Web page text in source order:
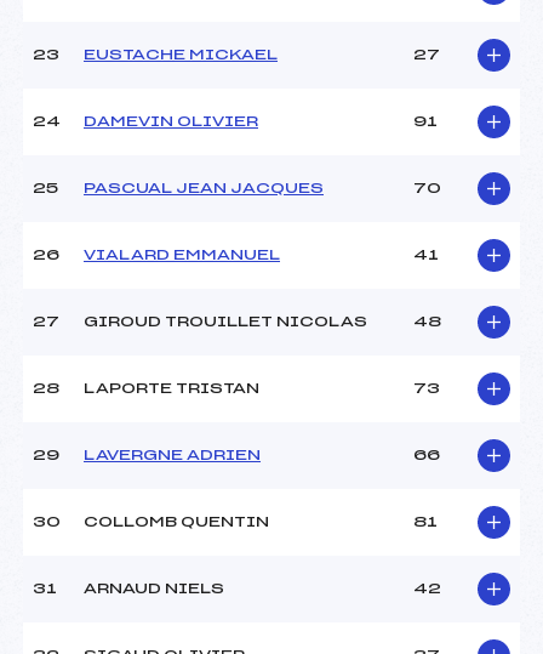
23 EUSTACHE MICKAEL 27
24 DAMEVIN OLIVIER 91
25 PASCUAL JEAN JACQUES 70
26 VIALARD EMMANUEL 41
27 GIROUD TROUILLET NICOLAS 48
28 LAPORTE TRISTAN 73
29 LAVERGNE ADRIEN 66
30 COLLOMB QUENTIN 81
31 ARNAUD NIELS 42